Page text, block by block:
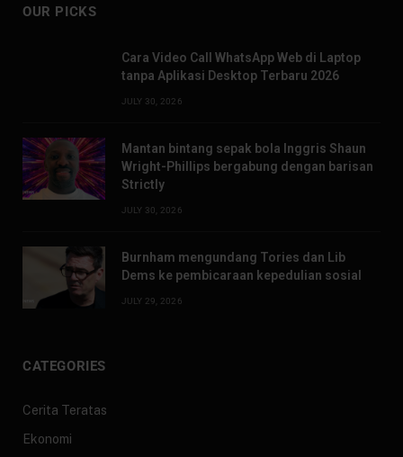
OUR PICKS
Cara Video Call WhatsApp Web di Laptop
tanpa Aplikasi Desktop Terbaru 2026
JULY 30, 2026
Mantan bintang sepak bola Inggris Shaun
Wright-Phillips bergabung dengan barisan
Strictly
JULY 30, 2026
Burnham mengundang Tories dan Lib
Dems ke pembicaraan kepedulian sosial
JULY 29, 2026
CATEGORIES
Cerita Teratas
Ekonomi